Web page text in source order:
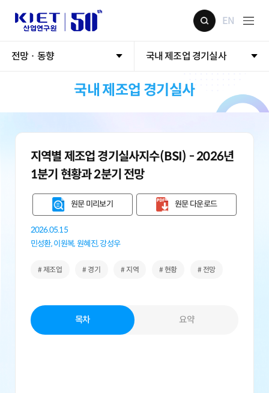
EN
전망 · 동향 국내 제조업 경기실사
국내 제조업 경기실사
지역별 제조업 경기실사지수(BSI) - 2026년
1분기 현황과 2분기 전망
원문 미리보기 원문 다운로드
2026.05.15
민성환,이원복,원혜진,강성우
# 제조업 # 경기 # 지역 # 현황 # 전망
목차 요약